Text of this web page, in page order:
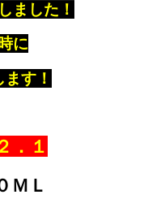
ました！
に
す！
．１
ＭＬ